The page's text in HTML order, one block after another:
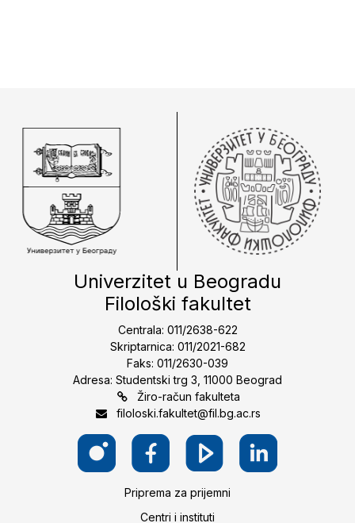
Univerzitet u Beogradu
Filološki fakultet
Centrala: 011/2638-622
Skriptarnica: 011/2021-682
Faks: 011/2630-039
Adresa: Studentski trg 3, 11000 Beograd
Žiro-račun fakulteta
filoloski.fakultet@fil.bg.ac.rs
Priprema za prijemni
Centri i instituti